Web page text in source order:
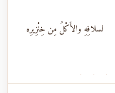
لسلافِهِ والأَكْلُ مِن خِنْزِيرِه
· · ·